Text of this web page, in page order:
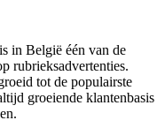
in België één van de
rubrieksadvertenties.
tot de populairste
groeiende klantenbasis